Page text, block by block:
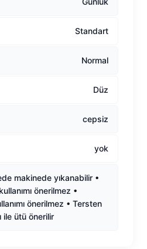
Standart
Normal
Düz
cepsiz
yok
makinede yıkanabilir •
önerilmez •
önerilmez • Tersten
ile ütü önerilir